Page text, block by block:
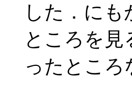
した．に
ところを
ったとこ